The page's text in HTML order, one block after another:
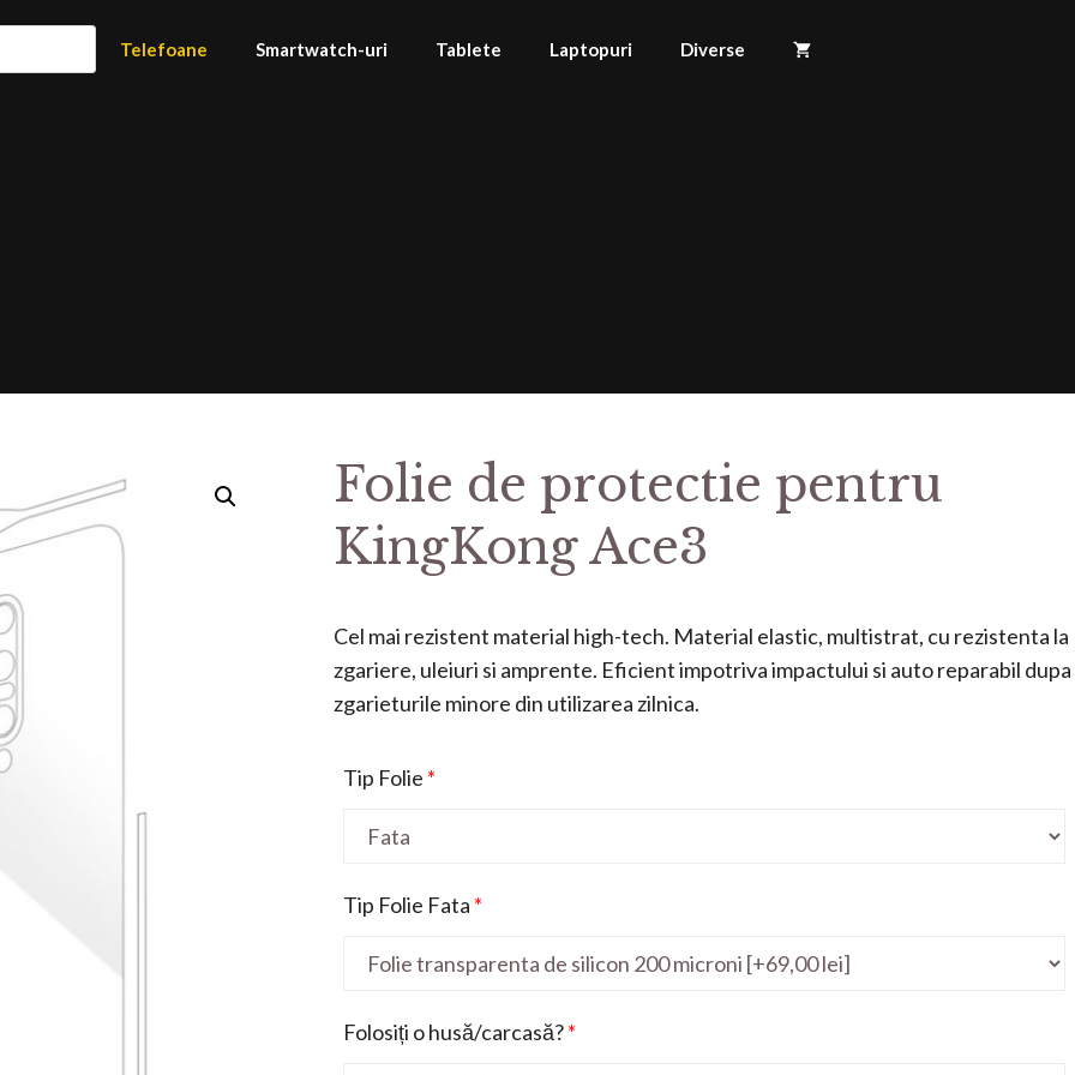
Telefoane Smartwatch-uri Tablete Laptopuri Diverse
Folie de protectie pentru
KingKong Ace3
Cel mai rezistent material high-tech. Material elastic, multistrat, cu rezistenta la
zgariere, uleiuri si amprente. Eficient impotriva impactului si auto reparabil dupa
zgarieturile minore din utilizarea zilnica.
Tip Folie *
Tip Folie Fata *
Folosiți o husă/carcasă?*